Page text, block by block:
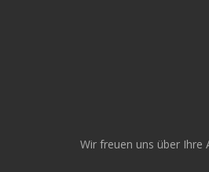
Wir freuen uns über Ihre